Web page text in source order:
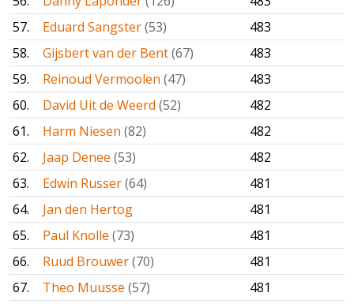
57.
Eduard Sangster(53)
483
58.
Gijsbert van der Bent(67)
483
59.
Reinoud Vermoolen (47)
483
60.
David Uit de Weerd (52)
482
61.
Harm Niesen (82)
482
62.
Jaap Denee (53)
482
63.
Edwin Russer(64)
481
64.
Jan den Hertog
481
65.
Paul Knolle (73)
481
66.
Ruud Brouwer(70)
481
67.
Theo Muusse (57)
481